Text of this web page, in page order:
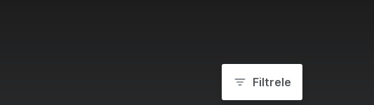
Filtrele